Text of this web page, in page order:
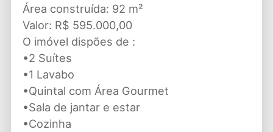
Área construída: 92 m²
Valor: R$ 595.000,00
O imóvel dispões de :
•2 Suítes
•1 Lavabo
•Quintal com Área Gourmet
•Sala de jantar e estar
•Cozinha